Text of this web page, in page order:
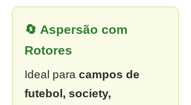
🔄 Aspersão com
Rotores
Ideal para campos de
futebol, society,